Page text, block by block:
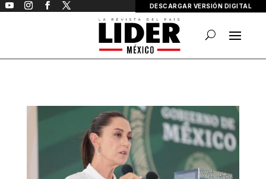
DESCARGAR VERSIÓN DIGITAL